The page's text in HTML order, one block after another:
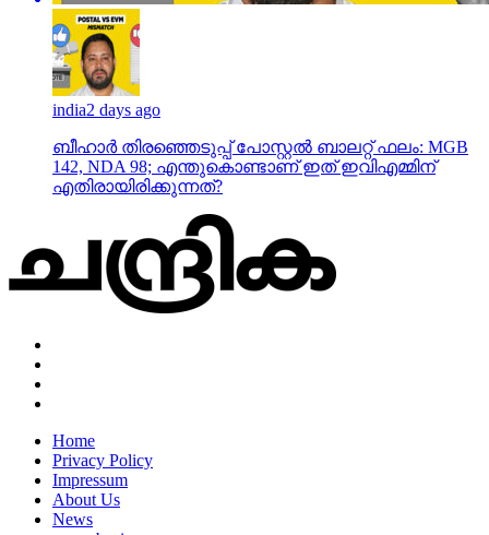
india2 days ago
ബീഹാർ തിരഞ്ഞെടുപ്പ് പോസ്റ്റൽ ബാലറ്റ് ഫലം: MGB
142, NDA 98; എന്തുകൊണ്ടാണ് ഇത് ഇവിഎമ്മിന്
എതിരായിരിക്കുന്നത്?
Home
Privacy Policy
Impressum
About Us
News